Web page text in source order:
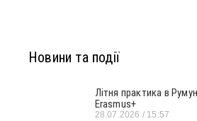
Новини та події
Літня практика в
Erasmus+
28.07.2026 15:57